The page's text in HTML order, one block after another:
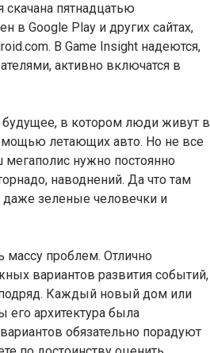
скачана пятнадцатью
в Google Play и других сайтах,
В Game Insight надеются,
активно включатся в
будущее, в котором люди живут в
летающих авто. Но не все
мегаполис нужно постоянно
наводнений. Да что там
даже зеленые человечки и
массу проблем. Отлично
вариантов развития событий,
подряд. Каждый новый дом или
его архитектура была
обязательно порадуют